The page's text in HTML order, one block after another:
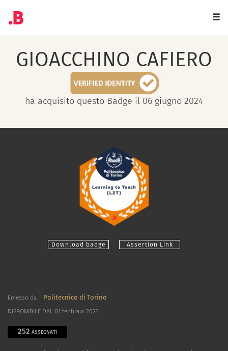
GIOACCHINO CAFIERO
ha acquisito questo Badge il 06 giugno 2024
Download badge Assertion Link
Emesso da Politecnico di Torino
DISPONIBILE DAL 01 febbraio 2023
252 ASSEGNATI